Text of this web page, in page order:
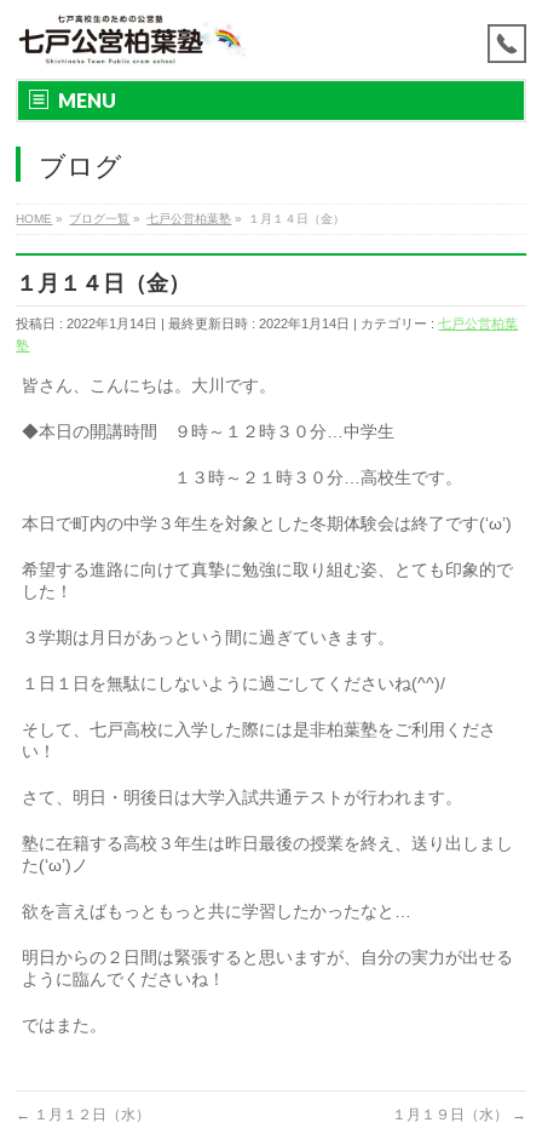
MENU
ブログ
HOME » ブログ一覧 » 七戸公営柏葉塾 » １月１４日（金）
１月１４日（金）
投稿日 : 2022年1月14日 最終更新日時 : 2022年1月14日 カテゴリー :七戸公営柏葉
塾
皆さん、こんにちは。大川です。
◆本日の開講時間 ９時～１２時３０分…中学生
１３時～２１時３０分…高校生です。
本日で町内の中学３年生を対象とした冬期体験会は終了です(‘ω’)
希望する進路に向けて真摯に勉強に取り組む姿、とても印象的で
した！
３学期は月日があっという間に過ぎていきます。
１日１日を無駄にしないように過ごしてくださいね(^^)/
そして、七戸高校に入学した際には是非柏葉塾をご利用くださ
い！
さて、明日・明後日は大学入試共通テストが行われます。
塾に在籍する高校３年生は昨日最後の授業を終え、送り出しまし
た(‘ω’)ノ
欲を言えばもっともっと共に学習したかったなと…
明日からの２日間は緊張すると思いますが、自分の実力が出せる
ように臨んでくださいね！
ではまた。
← １月１２日（水） １月１９日（水） →